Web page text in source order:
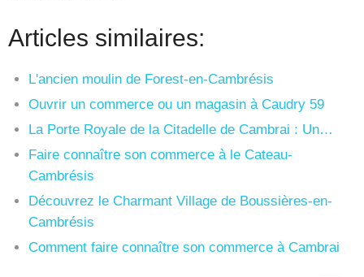
Articles similaires:
L'ancien moulin de Forest-en-Cambrésis
Ouvrir un commerce ou un magasin à Caudry 59
La Porte Royale de la Citadelle de Cambrai : Un…
Faire connaître son commerce à le Cateau-
Cambrésis
Découvrez le Charmant Village de Boussières-en-
Cambrésis
Comment faire connaître son commerce à Cambrai